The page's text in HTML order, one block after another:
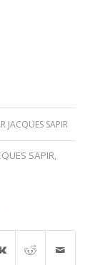
JACQUES SAPIR
SAPIR,